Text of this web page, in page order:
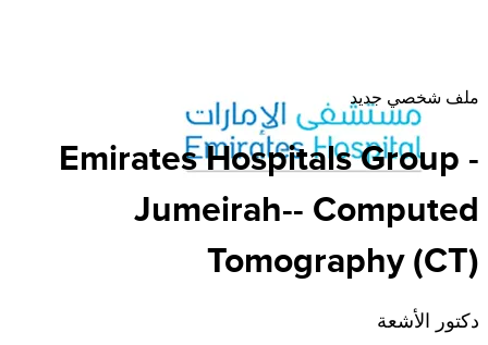
ملف شخصي جديد
EmiratesHospitalsGroup -
Jumeirah-- Computed
Tomography (CT)
دكتور الأشعة